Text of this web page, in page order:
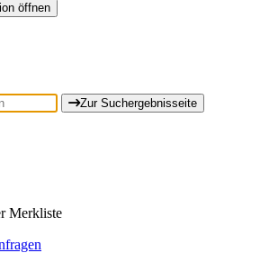
öffnen
Zur Suchergebnisseite
Merkliste